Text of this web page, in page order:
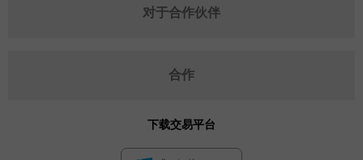
对于合作伙伴
合作
下载交易平台